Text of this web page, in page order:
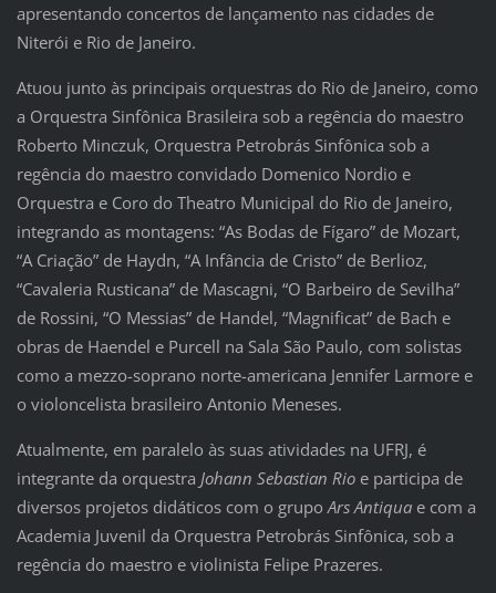
apresentando concertos de lançamento nas cidades de
Niterói e Rio de Janeiro.
Atuou junto às principais orquestras do Rio de Janeiro, como
a Orquestra Sinfônica Brasileira sob a regência do maestro
Roberto Minczuk, Orquestra Petrobrás Sinfônica sob a
regência do maestro convidado Domenico Nordio e
Orquestra e Coro do Theatro Municipal do Rio de Janeiro,
integrando as montagens: “As Bodas de Fígaro” de Mozart,
“A Criação” de Haydn, “A Infância de Cristo” de Berlioz,
“Cavaleria Rusticana” de Mascagni, “O Barbeiro de Sevilha”
de Rossini, “O Messias” de Handel, “Magnificat” de Bach e
obras de Haendel e Purcell na Sala São Paulo, com solistas
como a mezzo-soprano norte-americana Jennifer Larmore e
o violoncelista brasileiro Antonio Meneses.
Atualmente, em paralelo às suas atividades na UFRJ, é
integrante da orquestra Johann Sebastian Rioe participa de
diversos projetos didáticos com o grupoArs Antiquae com a
Academia Juvenil da Orquestra Petrobrás Sinfônica, sob a
regência do maestro e violinista Felipe Prazeres.